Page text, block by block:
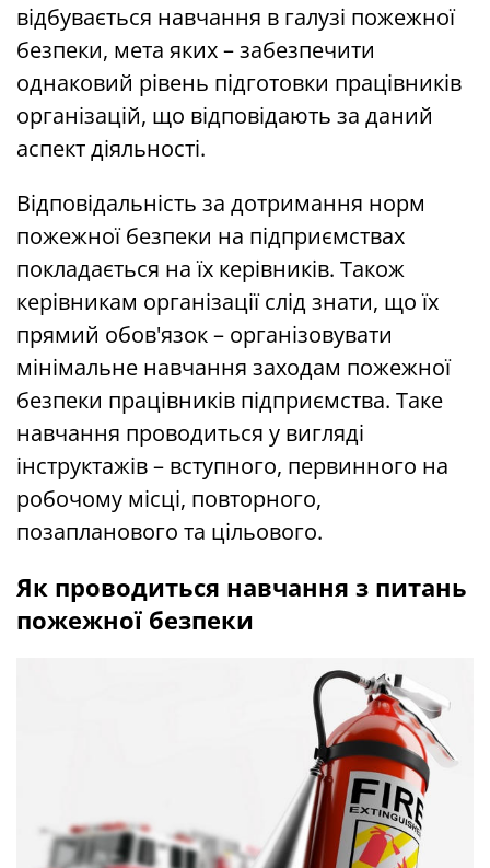
відбувається навчання в галузі пожежної
безпеки, мета яких – забезпечити
однаковий рівень підготовки працівників
організацій, що відповідають за даний
аспект діяльності.
Відповідальність за дотримання норм
пожежної безпеки на підприємствах
покладається на їх керівників. Також
керівникам організації слід знати, що їх
прямий обов'язок – організовувати
мінімальне навчання заходам пожежної
безпеки працівників підприємства. Таке
навчання проводиться у вигляді
інструктажів – вступного, первинного на
робочому місці, повторного,
позапланового та цільового.
Як проводиться навчання з питань
пожежної безпеки